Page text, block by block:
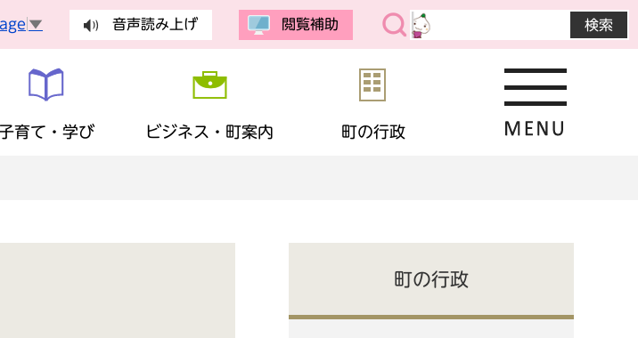
▼ 音声読み上げ 閲覧補助
住宅
育て・学び ビジネス・町案内 町の行政
町の行政